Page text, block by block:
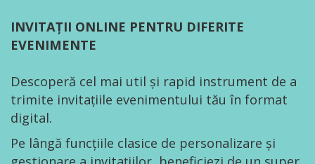
INVITAȚII ONLINE PENTRU DIFERITE
EVENIMENTE
Descoperă cel mai util și rapid instrument de a
trimite invitațiile evenimentului tău în format
digital.
Pe lângă funcțiile clasice de personalizare și